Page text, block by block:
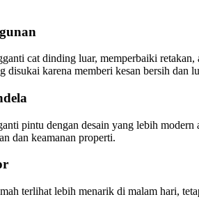
cat dinding luar, memperbaiki
disukai karena memberi kesan bersih dan
pintu dengan desain yang lebih
dan keamanan properti.
terlihat lebih menarik di malam hari,